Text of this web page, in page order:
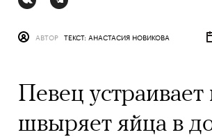
АВТОР ТЕКСТ: АНАСТАСИЯ НОВИКОВА
Певец
швыряет яйца в